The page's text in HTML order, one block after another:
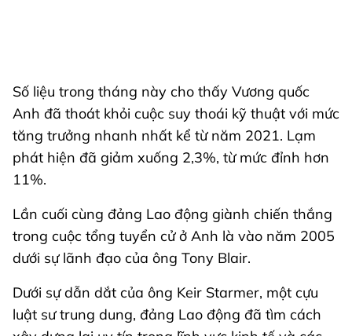
Số liệu trong tháng này cho thấy Vương quốc
Anh đã thoát khỏi cuộc suy thoái kỹ thuật với mức
tăng trưởng nhanh nhất kể từ năm 2021. Lạm
phát hiện đã giảm xuống 2,3%, từ mức đỉnh hơn
11%.
Lần cuối cùng đảng Lao động giành chiến thắng
trong cuộc tổng tuyển cử ở Anh là vào năm 2005
dưới sự lãnh đạo của ông Tony Blair.
Dưới sự dẫn dắt của ông Keir Starmer, một cựu
luật sư trung dung, đảng Lao động đã tìm cách